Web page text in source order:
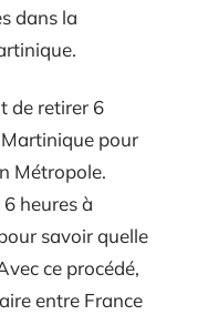
dans la
de retirer 6
Martinique pour
Métropole.
heures à
savoir quelle
ce procédé,
entre France